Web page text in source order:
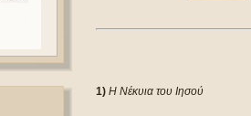
1) Η Νέκυια του Ιησού